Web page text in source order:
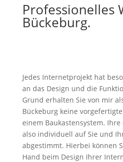
Professionelles
Bückeburg.
Jedes Internetprojekt hat
an das Design und die
Grund erhalten Sie von mir
Bückeburg keine
einem Baukastensystem.
also individuell auf Sie und
abgestimmt. Hierbei können
Hand beim Design Ihrer